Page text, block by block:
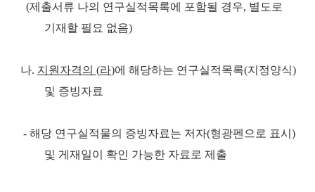
(제출서류 나의 연구실적목록에 포함될 경우, 별도로
기재할 필요 없음)
나. 지원자격의 (라)에 해당하는 연구실적목록(지정양식)
및 증빙자료
- 해당 연구실적물의 증빙자료는 저자(형광펜으로 표시 )
및 게재일이 확인 가능한 자료로 제출